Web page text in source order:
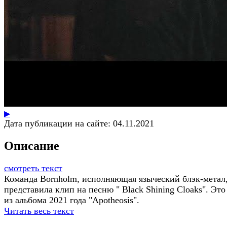
▶
Дата публикации на сайте: 04.11.2021
Описание
смотреть текст
Команда Bornholm, исполняющая языческий блэк-
представила клип на песню " Black Shining Cloaks". Это
из альбома 2021 года "Apotheosis".
Читать весь текст